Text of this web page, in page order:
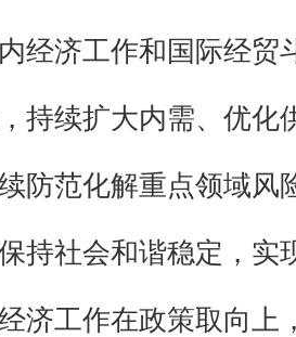
经济工作和国际经
持续扩大内需、优
防范化解重点领域
持社会和谐稳定，实
济工作在政策取向